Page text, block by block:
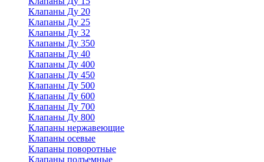
Клапаны Ду 20
Клапаны Ду 25
Клапаны Ду 32
Клапаны Ду 350
Клапаны Ду 40
Клапаны Ду 400
Клапаны Ду 450
Клапаны Ду 500
Клапаны Ду 600
Клапаны Ду 700
Клапаны Ду 800
Клапаны нержавеющие
Клапаны осевые
Клапаны поворотные
Клапаны подъемные